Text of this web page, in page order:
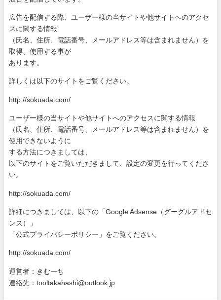
広告を配信する際、ユーザー様の当サイトや他サイトへのアクセ
スに関する情報
（氏名、住所、電話番号、メールアドレス等は含まれません）を
取得、使用する事が
あります。
詳しくは以下のサイトをご覧ください。
http://sokuada.com/
ユーザー様の当サイトや他サイトへのアクセスに関する情報
（氏名、住所、電話番号、メールアドレス等は含まれません）を
使用できないように
する方法につきましては、
以下のサイトをご覧いただきまして、設定の変更を行ってくださ
い。
http://sokuada.com/
詳細につきましては、以下の「Google Adsense（グーグルアドセ
ンス）」
「公式プライバシーポリシー」をご覧ください。
http://sokuada.com/
運営者：きむーち
連絡先：tooltakahashi@outlook.jp